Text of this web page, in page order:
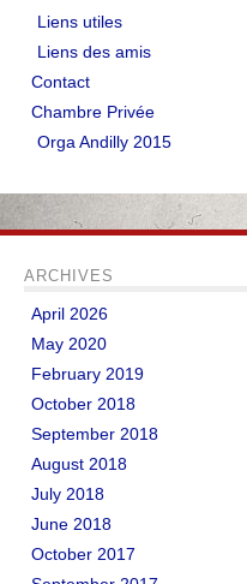
LIENS
Liens utiles
CONTACT
Orga Andilly 2015
Liens utiles
Liens des amis
Contact
Chambre Privée
Orga Andilly 2015
ARCHIVES
April 2026
May 2020
February 2019
October 2018
September 2018
August 2018
July 2018
June 2018
October 2017